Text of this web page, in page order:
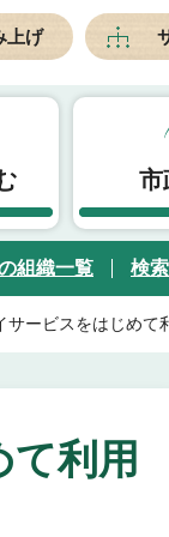
上げ
市
組織一覧 検
サービスをはじめて
利用